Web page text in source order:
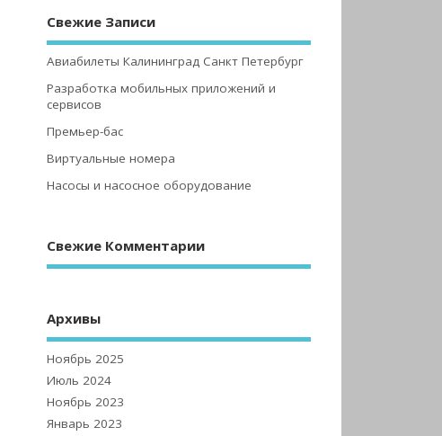
Свежие Записи
Авиабилеты Калининград Санкт Петербург
Разработка мобильных приложений и
сервисов
Премьер-бас
Виртуальные номера
Насосы и насосное оборудование
Свежие Комментарии
Архивы
Ноябрь 2025
Июль 2024
Ноябрь 2023
Январь 2023